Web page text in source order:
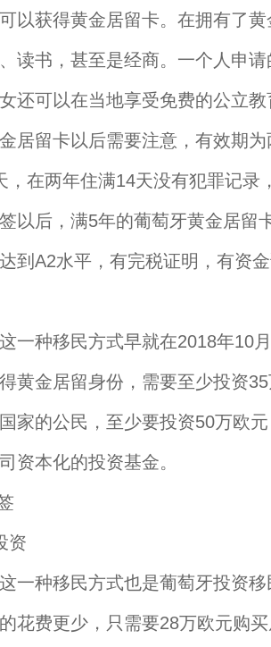
以获得黄金居留卡。在拥有了
读书，甚至是经商。一个人申
还可以在当地享受免费的公立教
卡以后需要注意，有效期为
，在两年住满14天没有犯罪记录
以后，满5年的葡萄牙黄金居留
到A2水平，有完税证明，有资
移民方式早就在2018年10月
黄金居留身份，需要至少投资
家的公民，至少要投资50万欧
资本化的投资基金。
移民方式也是葡萄牙投资移
花费更少，只需要28万欧元购